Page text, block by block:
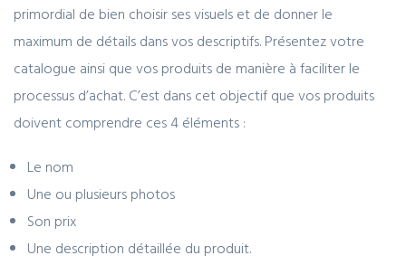
primordial de bien choisir ses visuels et de donner le
maximum de détails dans vos descriptifs. Présentez votre
catalogue ainsi que vos produits de manière à faciliter le
processus d’achat. C’est dans cet objectif que vos produits
doivent comprendre ces 4 éléments :
Le nom
Une ou plusieurs photos
Son prix
Une description détaillée du produit.